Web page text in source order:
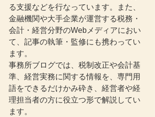
る支援などを行なっています。また、
金融機関や大手企業が運営する税務・
会計・経営分野のWebメディアにおい
て、記事の執筆・監修にも携わってい
ます。
事務所ブログでは、税制改正や会計基
準、経営実務に関する情報を、専門用
語をできるだけかみ砕き、経営者や経
理担当者の方に役立つ形で解説してい
ます。